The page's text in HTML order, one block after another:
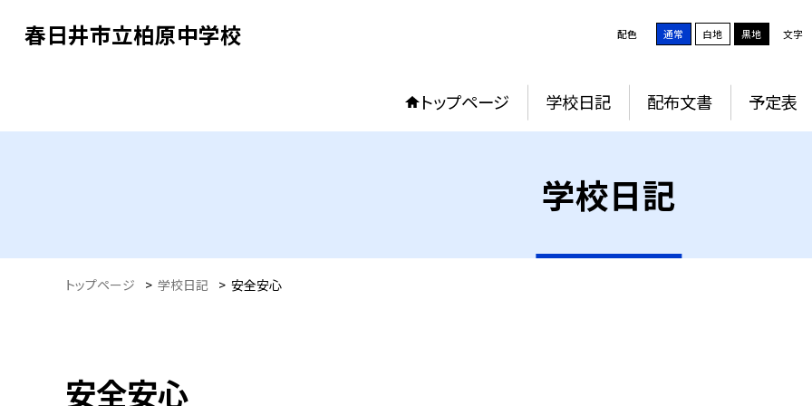
春日井市立柏原中学校 配色 通常 白地 黒地 文字
トップページ 学校日記 配布文書 予定表
学校日記
トップページ > 学校日記 > 安全安心
安全安心